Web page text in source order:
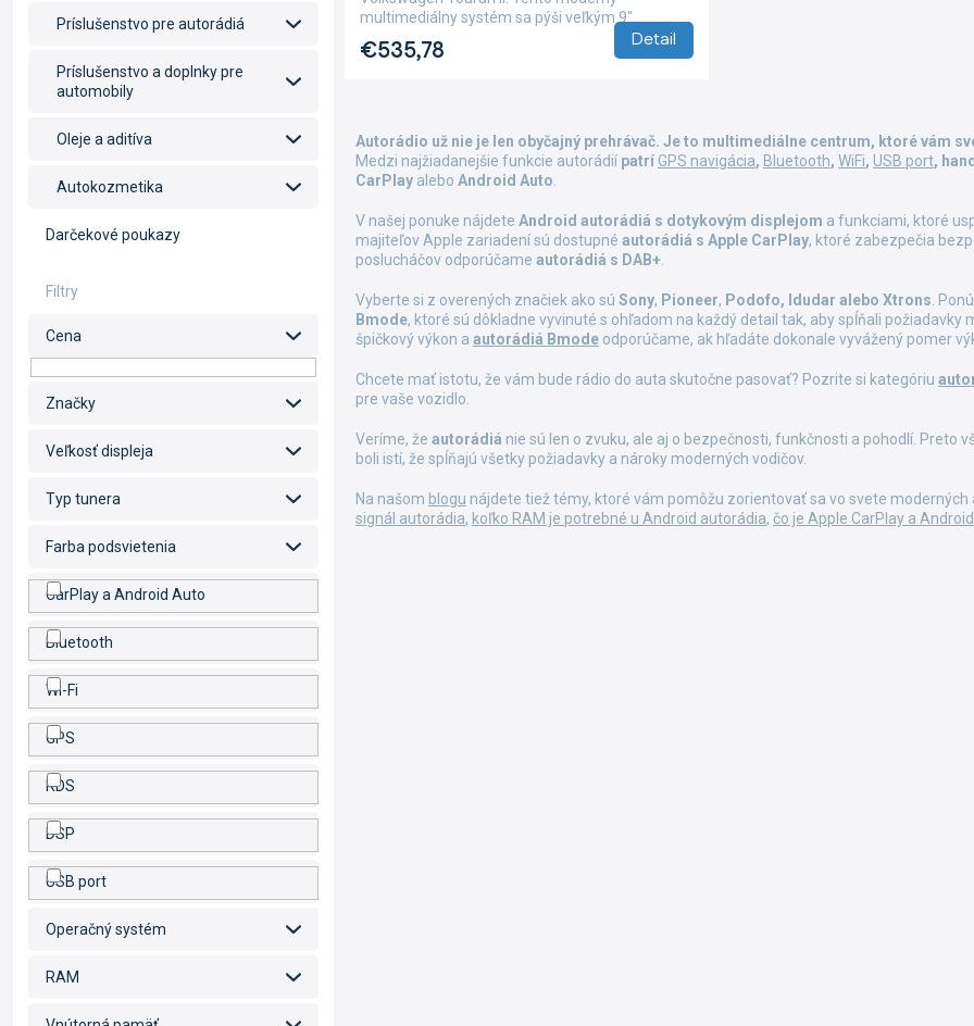
Príslušenstvo pre autorádiá
Príslušenstvo a doplnky pre
automobily
Oleje a aditíva
Autokozmetika
Darčekové poukazy
Cena
Značky
Veľkosť displeja
Typ tunera
Farba podsvietenia
CarPlay a Android Auto
Bluetooth
Wi-Fi
GPS
RDS
DSP
USB port
Operačný systém
RAM
€535,78 Detail
multimediálny systém sa pýši veľkým 9"
l
á
a
c
i
p
r
v
k
y
p
u
Autorádio už nie je len obyčajný prehrávač. Je to multimediálne centrum, ktoré vám
Medzi najžiadanejšie funkcie autorádií patrí GPS navigácia, Bluetooth, WiFi, USB port,
CarPlay alebo Android Auto
V našej ponuke nájdete Android autorádiá s dotykovým displejom a funkciami, ktoré
majiteľov Apple zariadení sú dostupné autorádiá s Apple CarPlay, ktoré zabezpečia
poslucháčov odporúčame autorádiá s DAB+
Vyberte si z overených značiek ako sú Sony, Pioneer, Podofo, Idudar alebo Xtrons .
Bmode, ktoré sú dôkladne vyvinuté s ohľadom na každý detail tak, aby spĺňali požiadavky
špičkový výkon a autorádiá Bmode odporúčame, ak hľadáte dokonale vyvážený pomer
Chcete mať istotu, že vám bude rádio do auta skutočne pasovať? Pozrite si kategóriu
pre vaše vozidlo.
Veríme, že autorádiá nie sú len o zvuku, ale aj o bezpečnosti, funkčnosti a pohodlí. Preto
boli istí, že spĺňajú všetky požiadavky a nároky moderných vodičov.
Na našom blogu nájdete tiež témy, ktoré vám pomôžu zorientovať sa vo svete moderných
signál autorádia, koľko RAM je potrebné u Android autorádia, čo je Apple CarPlay a